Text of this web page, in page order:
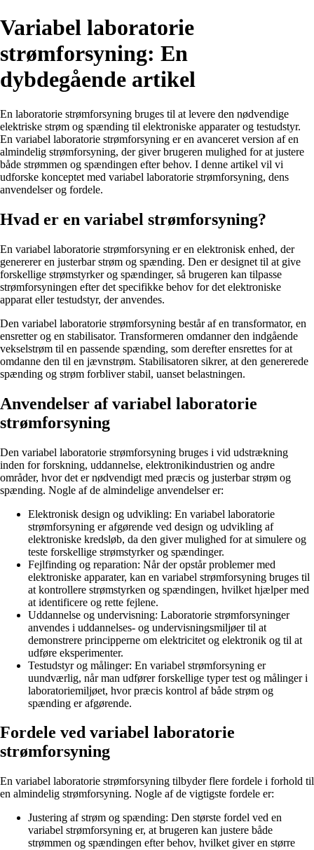
Variabel laboratorie
strømforsyning: En
dybdegående artikel
En laboratorie strømforsyning bruges til at levere den nødvendige
elektriske strøm og spænding til elektroniske apparater og testudstyr.
En variabel laboratorie strømforsyning er en avanceret version af en
almindelig strømforsyning, der giver brugeren mulighed for at justere
både strømmen og spændingen efter behov. I denne artikel vil vi
udforske konceptet med variabel laboratorie strømforsyning, dens
anvendelser og fordele.
Hvad er en variabel strømforsyning?
En variabel laboratorie strømforsyning er en elektronisk enhed, der
genererer en justerbar strøm og spænding. Den er designet til at give
forskellige strømstyrker og spændinger, så brugeren kan tilpasse
strømforsyningen efter det specifikke behov for det elektroniske
apparat eller testudstyr, der anvendes.
Den variabel laboratorie strømforsyning består af en transformator, en
ensretter og en stabilisator. Transformeren omdanner den indgående
vekselstrøm til en passende spænding, som derefter ensrettes for at
omdanne den til en jævnstrøm. Stabilisatoren sikrer, at den genererede
spænding og strøm forbliver stabil, uanset belastningen.
Anvendelser af variabel laboratorie
strømforsyning
Den variabel laboratorie strømforsyning bruges i vid udstrækning
inden for forskning, uddannelse, elektronikindustrien og andre
områder, hvor det er nødvendigt med præcis og justerbar strøm og
spænding. Nogle af de almindelige anvendelser er:
Elektronisk design og udvikling: En variabel laboratorie
strømforsyning er afgørende ved design og udvikling af
elektroniske kredsløb, da den giver mulighed for at simulere og
teste forskellige strømstyrker og spændinger.
Fejlfinding og reparation: Når der opstår problemer med
elektroniske apparater, kan en variabel strømforsyning bruges til
at kontrollere strømstyrken og spændingen, hvilket hjælper med
at identificere og rette fejlene.
Uddannelse og undervisning: Laboratorie strømforsyninger
anvendes i uddannelses- og undervisningsmiljøer til at
demonstrere principperne om elektricitet og elektronik og til at
udføre eksperimenter.
Testudstyr og målinger: En variabel strømforsyning er
uundværlig, når man udfører forskellige typer test og målinger i
laboratoriemiljøet, hvor præcis kontrol af både strøm og
spænding er afgørende.
Fordele ved variabel laboratorie
strømforsyning
En variabel laboratorie strømforsyning tilbyder flere fordele i forhold til
en almindelig strømforsyning. Nogle af de vigtigste fordele er:
Justering af strøm og spænding: Den største fordel ved en
variabel strømforsyning er, at brugeren kan justere både
strømmen og spændingen efter behov, hvilket giver en større